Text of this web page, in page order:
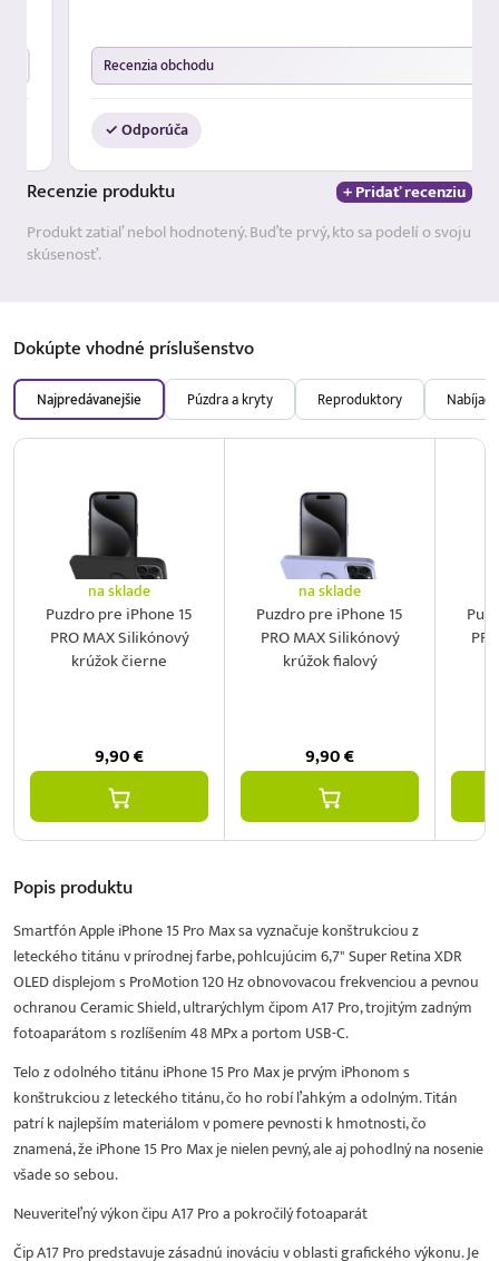
Recenzia obchodu
✓ Odporúča
Recenzie produktu
+ Pridať recenziu
Produkt zatiaľ nebol hodnotený. Buďte prvý, kto sa podelí o svoju
skúsenosť.
Dokúpte vhodné príslušenstvo
Najpredávanejšie Púzdra a kryty Reproduktory
na sklade
Puzdro pre iPhone 15
PRO MAX Silikónový
krúžok čierne
9,90€
na sklade
Puzdro pre iPhone 15
PRO MAX Silikónový
krúžok fialový
9,90€
Popisproduktu
Smartfón Apple iPhone 15 Pro Max sa vyznačuje konštrukciou z
leteckého titánu v prírodnej farbe, pohlcujúcim 6,7" Super Retina XDR
OLED displejom s ProMotion 120 Hz obnovovacou frekvenciou a pevnou
ochranou Ceramic Shield, ultrarýchlym čipom A17 Pro, trojitým zadným
fotoaparátom s rozlíšením 48 MPx a portom USB-C.
Telo z odolného titánu iPhone 15 Pro Max je prvým iPhonom s
konštrukciou z leteckého titánu, čo ho robí ľahkým a odolným. Titán
patrí k najlepším materiálom v pomere pevnosti k hmotnosti, čo
znamená, že iPhone 15 Pro Max je nielen pevný, ale aj pohodlný na nosenie
všade so sebou.
Neuveriteľný výkon čipu A17 Pro a pokročilý fotoaparát
Čip A17 Pro predstavuje zásadnú inováciu v oblasti grafického výkonu. Je